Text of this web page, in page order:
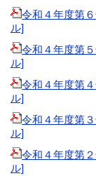
令和４年度第
ル]
令和４年度第
ル]
令和４年度第
ル]
令和４年度第
ル]
令和４年度第
ル]